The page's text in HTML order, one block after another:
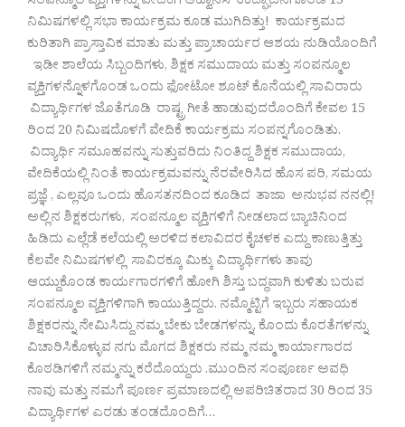
ನಿಮಿಷಗಳಲ್ಲಿ ಸಭಾ ಕಾರ್ಯಕ್ರಮ ಕೂಡ ಮುಗಿದಿತ್ತು! ಕಾರ್ಯಕ್ರಮದ
ಕುರಿತಾಗಿ ಪ್ರಾಸ್ತಾವಿಕ ಮಾತು ಮತ್ತು ಪ್ರಾಚಾರ್ಯರ ಆಶಯ ನುಡಿಯೊಂದಿಗೆ
ಇಡೀ ಶಾಲೆಯ ಸಿಬ್ಬಂದಿಗಳು, ಶಿಕ್ಷಕ ಸಮುದಾಯ ಮತ್ತು ಸಂಪನ್ಮೂಲ
ವ್ಯಕ್ತಿಗಳನ್ನೊಳಗೊಂಡ ಒಂದು ಫೋಟೋ ಶೂಟ್ ಕೊನೆಯಲ್ಲಿ ಸಾವಿರಾರು
ವಿದ್ಯಾರ್ಥಿಗಳ ಜೊತೆಗೂಡಿ ರಾಷ್ಟ್ರ ಗೀತೆ ಹಾಡುವುದರೊಂದಿಗೆ ಕೇವಲ 15
ರಿಂದ 20 ನಿಮಿಷದೊಳಗೆ ವೇದಿಕೆ ಕಾರ್ಯಕ್ರಮ ಸಂಪನ್ನಗೊಂಡಿತು.
ವಿದ್ಯಾರ್ಥಿ ಸಮೂಹವನ್ನು ಸುತ್ತುವರಿದು ನಿಂತಿದ್ದ ಶಿಕ್ಷಕ ಸಮುದಾಯ,
ವೇದಿಕೆಯಲ್ಲಿ ನಿಂತೆ ಕಾರ್ಯಕ್ರಮವನ್ನು ನೆರವೇರಿಸಿದ ಹೊಸ ಪರಿ, ಸಮಯ
ಪ್ರಜ್ಞೆ , ಎಲ್ಲವೂ ಒಂದು ಹೊಸತನದಿಂದ ಕೂಡಿದ ತಾಜಾ ಅನುಭವ ನನಲ್ಲಿ!
ಅಲ್ಲಿನ ಶಿಕ್ಷಕರುಗಳು, ಸಂಪನ್ಮೂಲ ವ್ಯಕ್ತಿಗಳಿಗೆ ನೀಡಲಾದ ಬ್ಯಾಚಿನಿಂದ
ಹಿಡಿದು ಎಲ್ಲೆಡೆ ಕಲೆಯಲ್ಲಿ ಅರಳಿದ ಕಲಾವಿದರ ಕೈಚಳಕ ಎದ್ದು ಕಾಣುತ್ತಿತ್ತು
ಕೆಲವೇ ನಿಮಿಷಗಳಲ್ಲಿ ಸಾವಿರಕ್ಕೂ ಮಿಕ್ಕು ವಿದ್ಯಾರ್ಥಿಗಳು ತಾವು
ಆಯ್ದುಕೊಂಡ ಕಾರ್ಯಗಾರಗಳಿಗೆ ಹೋಗಿ ಶಿಸ್ತು ಬದ್ಧವಾಗಿ ಕುಳಿತು ಬರುವ
ಸಂಪನ್ಮೂಲ ವ್ಯಕ್ತಿಗಳಿಗಾಗಿ ಕಾಯುತ್ತಿದ್ದರು. ನಮ್ಮೊಟ್ಟಿಗೆ ಇಬ್ಬರು ಸಹಾಯಕ
ಶಿಕ್ಷಕರನ್ನು ನೇಮಿಸಿದ್ದು ನಮ್ಮ ಬೇಕು ಬೇಡಗಳನ್ನು, ಕೊಂದು ಕೊರತೆಗಳನ್ನು
ವಿಚಾರಿಸಿಕೊಳ್ಳುವ ನಗು ಮೊಗದ ಶಿಕ್ಷಕರು ನಮ್ಮ ನಮ್ಮ ಕಾರ್ಯಾಗಾರದ
ಕೊಠಡಿಗಳಿಗೆ ನಮ್ಮನ್ನು ಕರೆದೊಯ್ದರು .ಮುಂದಿನ ಸಂಪೂರ್ಣ ಅವಧಿ
ನಾವು ಮತ್ತು ನಮಗೆ ಪೂರ್ಣ ಪ್ರಮಾಣದಲ್ಲಿ ಅಪರಿಚಿತರಾದ 30 ರಿಂದ 35
ವಿದ್ಯಾರ್ಥಿಗಳ ಎರಡು ತಂಡದೊಂದಿಗೆ…